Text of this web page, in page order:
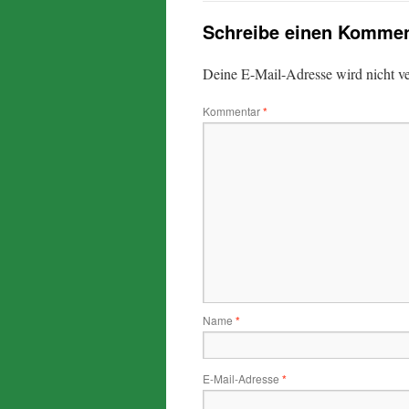
Schreibe einen
Deine E-Mail-Adresse wird nicht
Kommentar*
Name *
E-Mail-Adresse *